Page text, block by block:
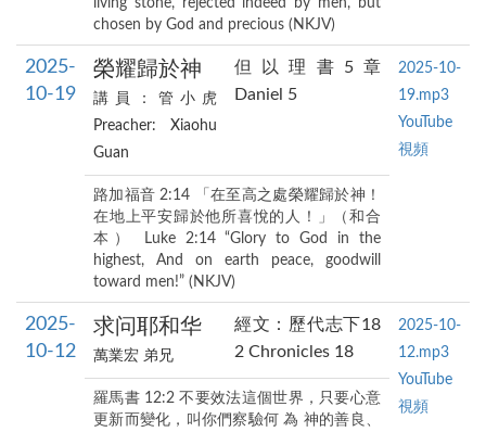
chosen by God and precious (NKJV)
2025-
10-19
榮耀歸於神
講員：管小虎
Preacher: Xiaohu
Guan
但以理書5章
Daniel 5
2025-10-
19.mp3
YouTube
視頻
路加福音 2:14 「在至高之處榮耀歸於神！
在地上平安歸於他所喜悅的人！」（和合
本） Luke 2:14 “Glory to God in the
highest, And on earth peace, goodwill
toward men!” (NKJV)
2025-
10-12
求问耶和华
萬業宏 弟兄
經文：歷代志下18
2 Chronicles 18
2025-10-
12.mp3
YouTube
視頻
羅馬書 12:2 不要效法這個世界，只要心意
更新而變化，叫你們察驗何 為 神的善良、